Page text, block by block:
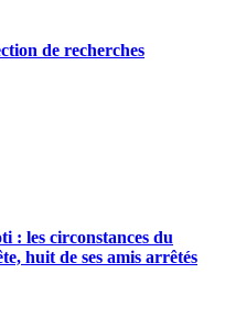
de recherches
: les circonstances du
huit de ses amis arrêtés